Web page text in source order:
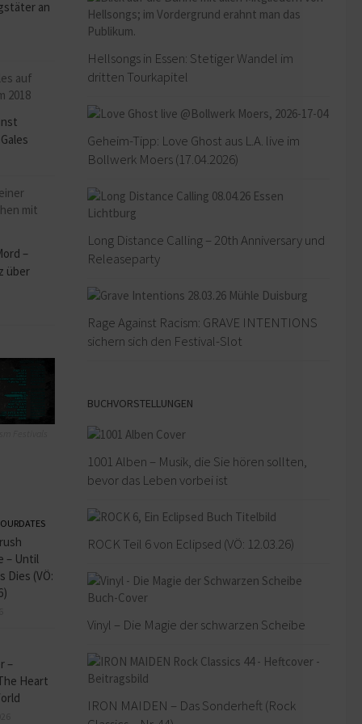
Hellsongs in Essen: Stetiger Wandel im
dritten Tourkapitel
Geheim-Tipp: Love Ghost aus L.A. live im
Bollwerk Moers (17.04.2026)
Long Distance Calling – 20th Anniversary und
Releaseparty
Rage Against Racism: GRAVE INTENTIONS
sichern sich den Festival-Slot
BUCHVORSTELLUNGEN
1001 Alben – Musik, die Sie hören sollten,
bevor das Leben vorbei ist
ROCK Teil 6 von Eclipsed (VÖ: 12.03.26)
Vinyl – Die Magie der schwarzen Scheibe
IRON MAIDEN – Das Sonderheft (Rock
an
–
über
– Until
Dies (VÖ:
–
Heart